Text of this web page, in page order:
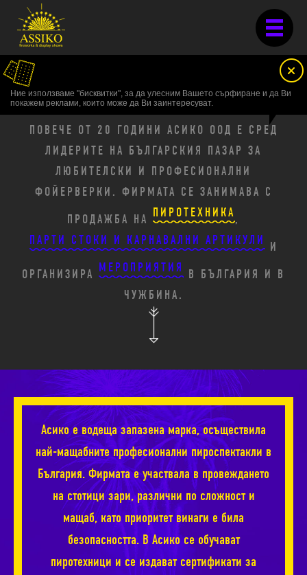
Ние използваме "бисквитки", за да улесним Вашето сърфиране и да Ви
покажем реклами, които може да Ви заинтересуват.
EN
ЗА НАС
ПОВЕЧЕ ОТ 20 ГОДИНИ АСИКО ООД Е СРЕД
ЛИДЕРИТЕ НА БЪЛГАРСКИЯ ПАЗАР ЗА
ЛЮБИТЕЛСКИ И ПРОФЕСИОНАЛНИ
ФОЙЕРВЕРКИ. ФИРМАТА СЕ ЗАНИМАВА С
ПРОДАЖБА НА ПИРОТЕХНИКА,
ПАРТИ СТОКИ И КАРНАВАЛНИ АРТИКУЛИ И
ОРГАНИЗИРА МЕРОПРИЯТИЯ
В БЪЛГАРИЯ И В
ЧУЖБИНА.
Асико е водеща запазена марка, осъществила
най-мащабните професионални пироспектакли в
България. Фирмата е участвала в провеждането
на стотици зари, различни по сложност и
мащаб, като приоритет винаги е била
безопасността. В Асико се обучават
пиротехници и се издават сертификати за